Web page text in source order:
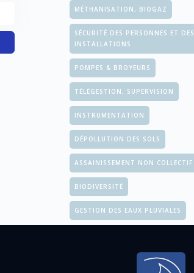
MÉTHANISATION, BIOGAZ
SÉCURITÉ DES PERSONNES ET DES
INSTALLATIONS
POMPES & BROYEURS
TÉLÉGESTION, SUPERVISION
INSTRUMENTATION
DÉPOLLUTION DES SOLS
ASSAINISSEMENT NON COLLECTIF
BIODIVERSITÉ
GESTION DES EAUX PLUVIALES